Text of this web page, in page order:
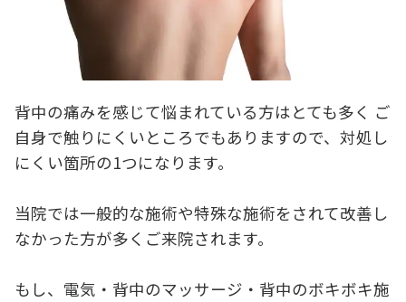
背中の痛みを感じて悩まれている方はとても多く ご
自身で触りにくいところでもありますので、対処し
にくい箇所の1つになります。
当院では一般的な施術や特殊な施術をされて改善し
なかった方が多くご来院されます。
もし、電気・背中のマッサージ・背中のボキボキ施